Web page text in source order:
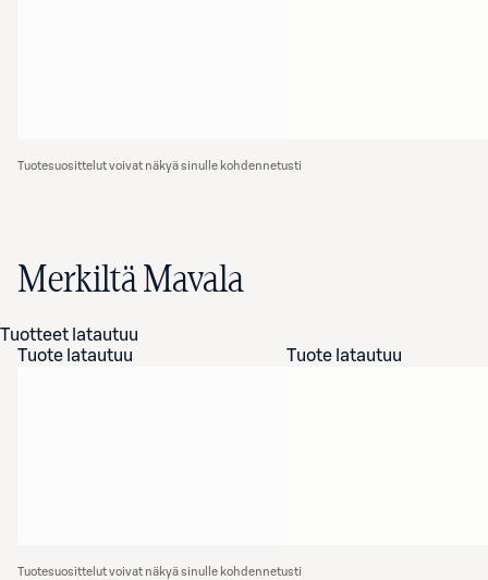
Tuotesuosittelut voivat näkyä sinulle kohdennetusti
Merkiltä Mavala
Tuotteet latautuu
Tuote latautuu
Tuote latautuu
Tuotesuosittelut voivat näkyä sinulle kohdennetusti